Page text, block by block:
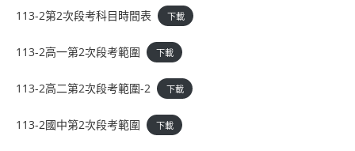
113-2第2次段考科目時間表 下載
113-2高一第2次段考範圍 下載
113-2高二第2次段考範圍-2 下載
113-2國中第2次段考範圍 下載